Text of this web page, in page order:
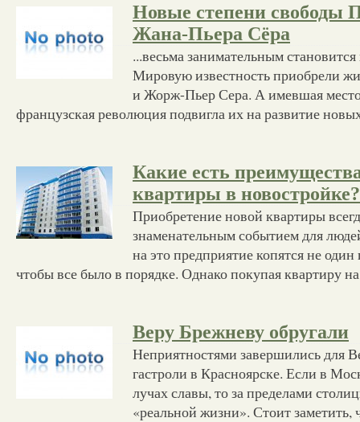
Новые степени свободы
Жана-Пьера Сёра
...весьма занимательным
Мировую известность приобрели
и Жорж-Пьер Сера. А имевшая
французская революция подвигла их на развитие
Какие есть
квартиры в новостройке?
Приобретение новой квартиры
знаменательным событием для
на это предприятие копятся не один
чтобы все было в порядке. Однако покупая квартиру
Веру Брежневу обругали
Неприятностями завершились для
гастроли в Красноярске. Если в
лучах славы, то за пределами
«реальной жизни». Стоит заметить,